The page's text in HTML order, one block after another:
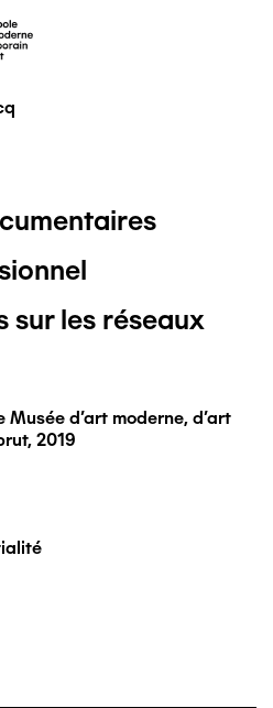
sur les réseaux
Musée d'art moderne, d'art
2019